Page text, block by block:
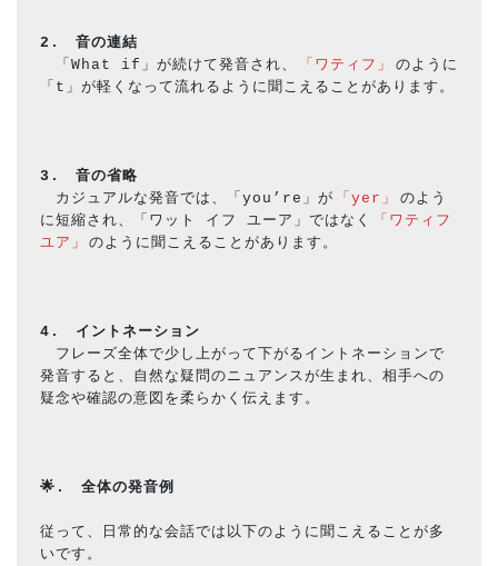
2.　音の連結
「What if」が続けて発音され、
「ワティフ」
のように
「t」が軽くなって流れるように聞こえることがあります。
3.　音の省略
カジュアルな発音では、「you’re」が
「yer」
のよう
に短縮され、「ワット イフ ユーア」ではなく
「ワティフ
ユア」
のように聞こえることがあります。
4.　イントネーション
フレーズ全体で少し上がって下がるイントネーションで
発音すると、自然な疑問のニュアンスが生まれ、相手への
疑念や確認の意図を柔らかく伝えます。
🌟.　全体の発音例
従って、日常的な会話では以下のように聞こえることが多
いです。